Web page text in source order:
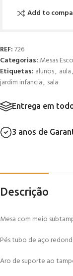
Add to
REF:726
Categorias: Mesas
Etiquetas: alunos, aula,
jardim infancia, sala
Entrega em
3 anos de
Descrição
Mesa com meio
Pés tubo de aço
Aro de suporte ao